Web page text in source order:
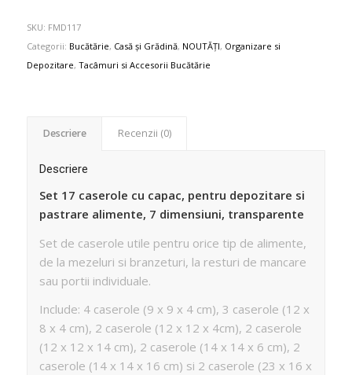
SKU: FMD117
Categorii: Bucătărie, Casă și Grădină, NOUTĂȚI, Organizare si
Depozitare, Tacâmuri si Accesorii Bucătărie
Descriere Recenzii (0)
Descriere
Set 17 caserole cu capac, pentru depozitare si
pastrare alimente, 7 dimensiuni, transparente
Set de caserole utile pentru orice tip de alimente,
de la mezeluri si branzeturi, la resturi de mancare
sau portii individuale.
Include: 4 caserole (9 x 9 x 4 cm), 3 caserole (12 x
8 x 4 cm), 2 caserole (12 x 12 x 4cm), 2 caserole
(12 x 12 x 14 cm), 2 caserole (14 x 14 x 6 cm), 2
caserole (14 x 14 x 16 cm) si 2 caserole (23 x 16 x